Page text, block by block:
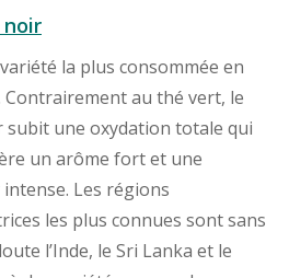
noir
variété la plus consommée en
Contrairement au thé vert, le
subit une oxydation totale qui
un arôme fort et une
Les régions
les plus connues sont sans
l’Inde, le Sri Lanka et le